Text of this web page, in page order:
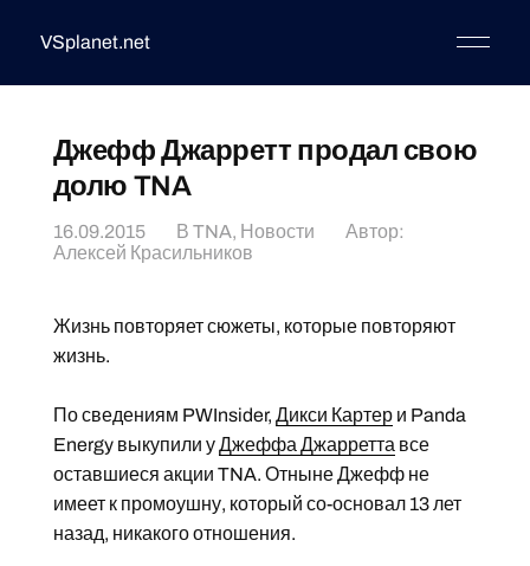
VSplanet.net
Джефф Джарретт продал свою
долю TNA
16.09.2015 В TNA, Новости
Автор:
Алексей Красильников
Жизнь повторяет сюжеты, которые повторяют
жизнь.
По сведениям PWInsider, Дикси Картери Panda
Energy выкупили уДжеффа Джарретта все
оставшиеся акции TNA. Отныне Джефф не
имеет к промоушну, который со-основал 13 лет
назад, никакого отношения.